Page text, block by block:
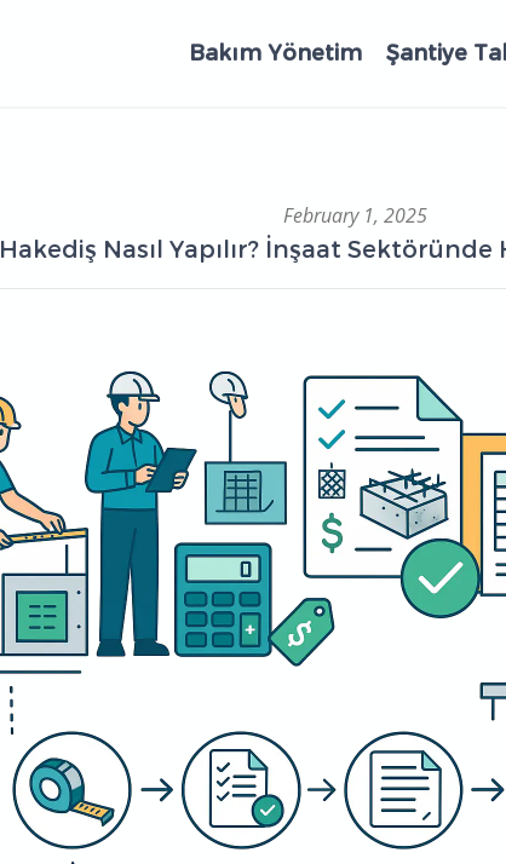
Bakım Yönetim Şantiye
February 1, 2025
Hakediş Nasıl Yapılır? İnşaat